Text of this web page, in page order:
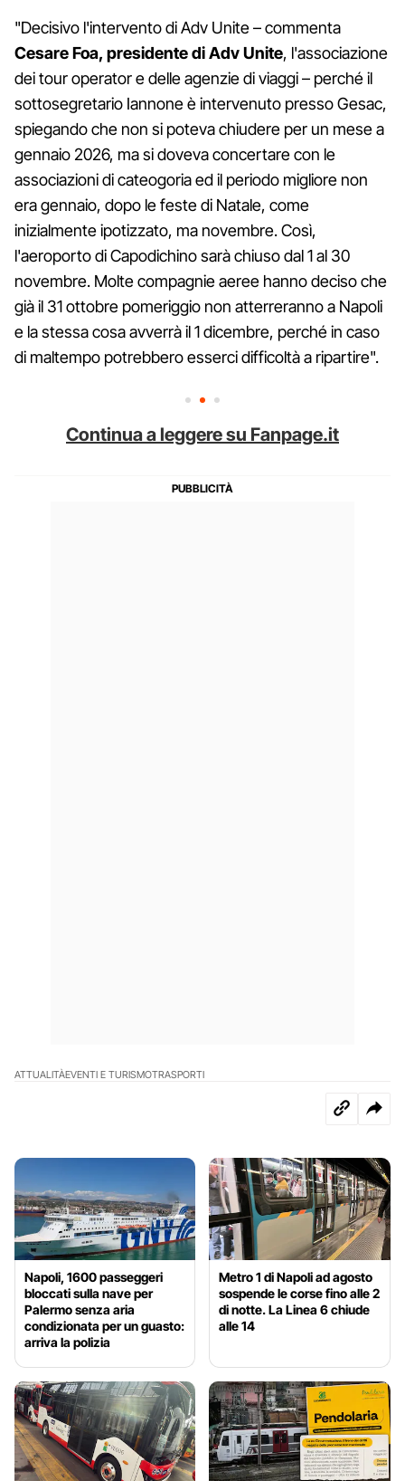
"Decisivo l'intervento di Adv Unite – commenta
Cesare Foa, presidente di Adv Unite, l'associazione
dei tour operator e delle agenzie di viaggi – perché il
sottosegretario Iannone è intervenuto presso Gesac,
spiegando che non si poteva chiudere per un mese a
gennaio 2026, ma si doveva concertare con le
associazioni di cateogoria ed il periodo migliore non
era gennaio, dopo le feste di Natale, come
inizialmente ipotizzato, ma novembre. Così,
l'aeroporto di Capodichino sarà chiuso dal 1 al 30
novembre. Molte compagnie aeree hanno deciso che
già il 31 ottobre pomeriggio non atterreranno a Napoli
e la stessa cosa avverrà il 1 dicembre, perché in caso
di maltempo potrebbero esserci difficoltà a ripartire".
Continua a leggere su Fanpage.it
ATTUALITÀEVENTI E TURISMOTRASPORTI
Napoli, 1600 passeggeri
bloccati sulla nave per
Palermo senza aria
condizionata per un guasto:
arriva la polizia
Metro 1 di Napoli ad agosto
sospende le corse fino alle 2
di notte. La Linea 6 chiude
alle 14